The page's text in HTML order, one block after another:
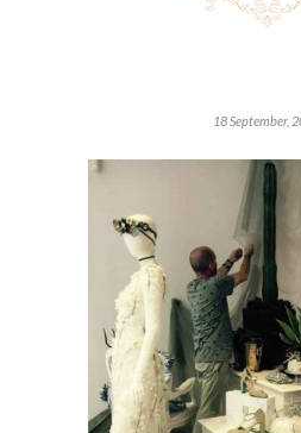
18 September,